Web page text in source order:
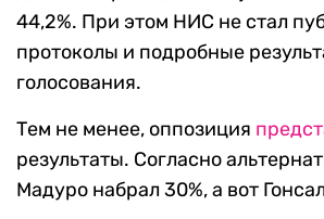
44,2%. При этом НИС не стал
протоколы и подробные
голосования.
Тем не менее, оппозиция
результаты. Согласно
Мадуро набрал 30%, а вот